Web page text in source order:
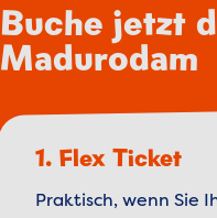
Buche jetzt
Madurodam
1. Flex Ticket
Praktisch, wenn Sie